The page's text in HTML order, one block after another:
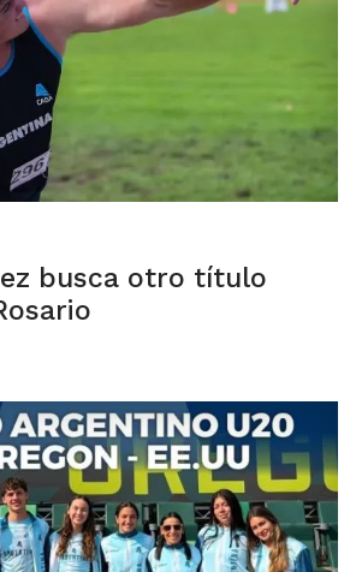
busca otro título